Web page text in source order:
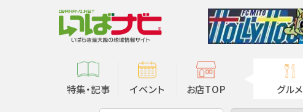
特集・記事 イベント お店TOP グルメ